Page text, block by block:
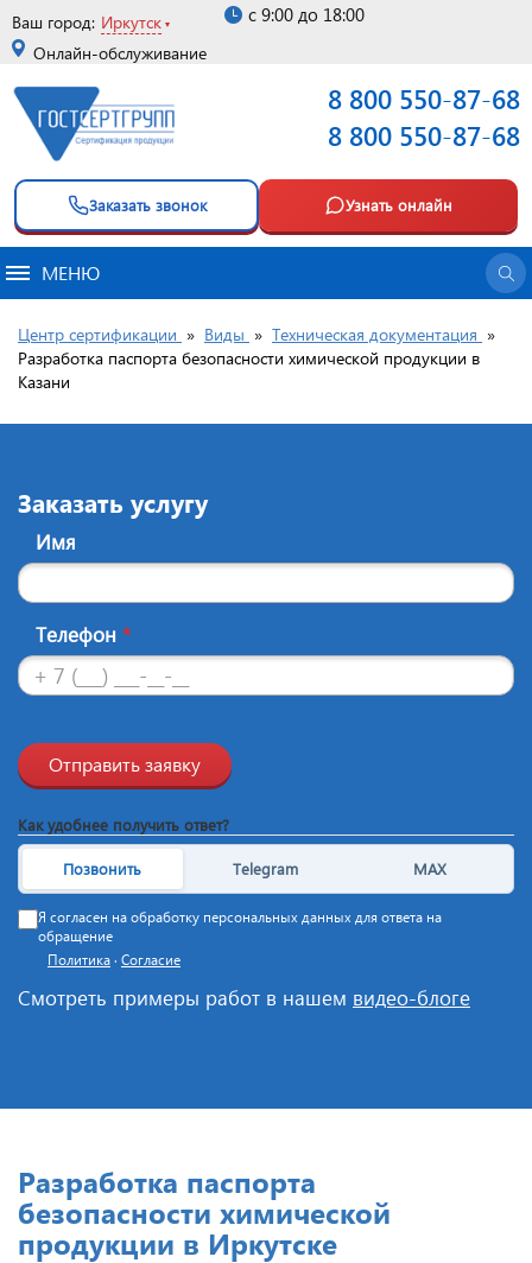
Ваш город: Иркутск
Онлайн-обслуживание
с 9:00 до 18:00
8 800 550-87-68
8 800 550-87-68
Заказать звонок Узнать онлайн
МЕНЮ
Центр сертификации » Виды » Техническая документация »
Разработка паспорта безопасности химической продукции в
Казани
Заказать услугу
Имя
Телефон *
Отправить заявку
Как удобнее получить ответ?
Позвонить Telegram MAX
Я согласен на обработку персональных данных для ответа на
обращение
Политика · Согласие
Смотреть примеры работ в нашем видео-блоге
Разработка паспорта
безопасности химической
продукции в Иркутске